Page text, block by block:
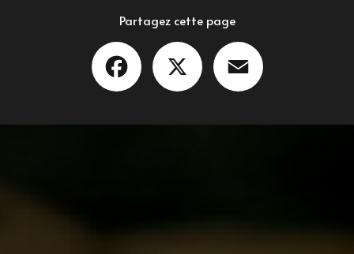
Partagez cette page
Facebook